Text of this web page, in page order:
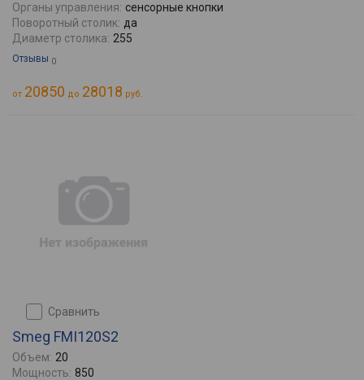
Органы управления: сенсорные кнопки
Поворотный столик: да
Диаметр столика: 255
Отзывы 0
от 20850 до 28018 руб.
сравнить
Smeg FMI120S2
Объем: 20
Мощность: 850